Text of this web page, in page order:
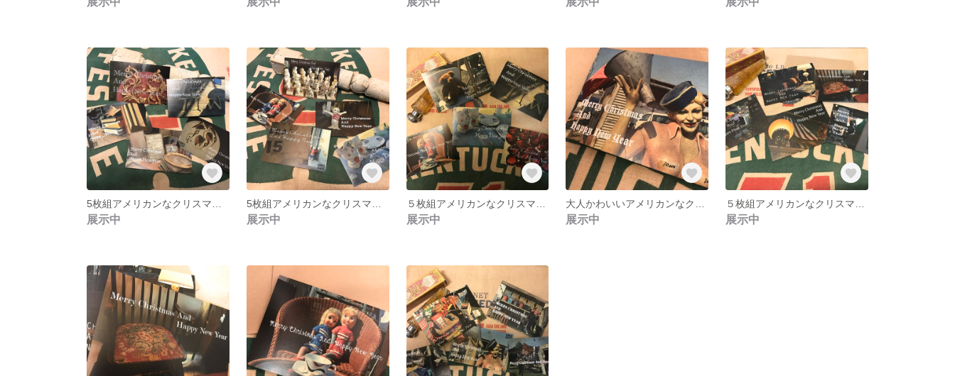
展示中 展示中 展示中 展示中 展示中